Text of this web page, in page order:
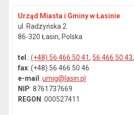
Urząd Miasta i Gminy w Łasinie
ul. Radzyńska 2
86-320 Łasin, Polska
tel .:(+48) 56 466 50 41, 56 466 50 43,
fax: (+48) 56 466 50 46
e-mail :umig@lasin.pl
NIP: 8761737669
REGON : 000527411